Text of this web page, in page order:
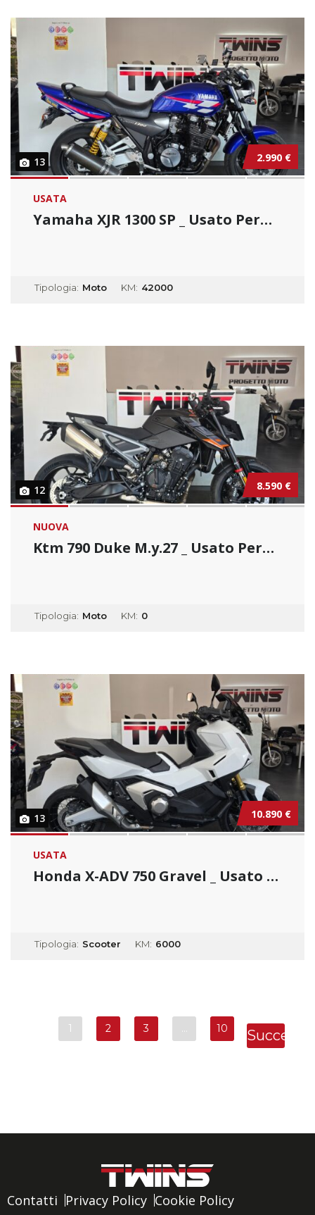
13 2.990 €
USATA
Yamaha XJR 1300 SP _ Usato Permutabile
Tipologia: Moto KM: 42000
12 8.590 €
NUOVA
Ktm 790 Duke M.y.27 _ Usato Permutabile
Tipologia: Moto KM: 0
13 10.890 €
USATA
Honda X-ADV 750 Gravel _ Usato Permutabile.....
Tipologia: Scooter KM: 6000
1 2 3 … 10
Contatti Privacy Policy Cookie Policy